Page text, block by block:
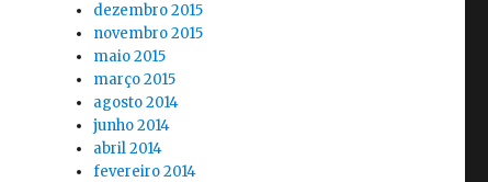
dezembro 2015
novembro 2015
maio 2015
março 2015
agosto 2014
junho 2014
abril 2014
fevereiro 2014